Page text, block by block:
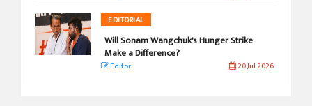
EDITORIAL
Will Sonam Wangchuk's Hunger Strike
Make a Difference?
Editor 20 Jul 2026